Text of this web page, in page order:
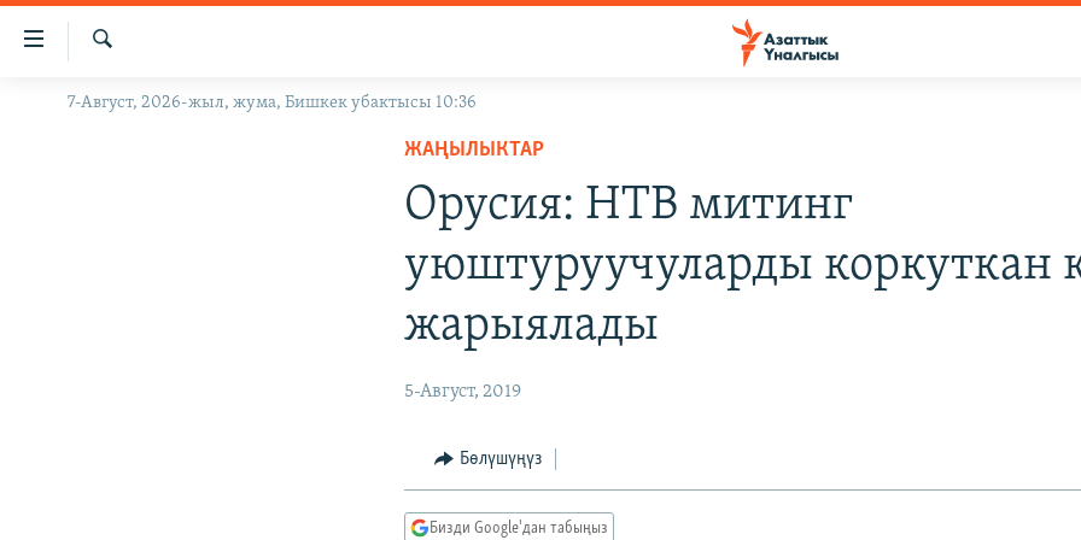
Линктер
Мазмунга
Навигацияга
ЖАҢЫЛЫКТАР
Издөө
7-Август, 2026-жыл, жума, Бишкек убактысы 10:36
ЖАҢЫЛЫКТАР
Орусия: НТВ митинг
уюштуруучуларды коркуткан
жарыялады
5-Август, 2019
Бөлүшүңүз
Бизди Google'дан табыңыз